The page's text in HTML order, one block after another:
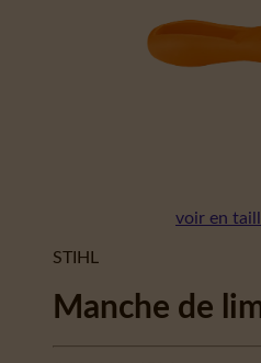
voir en
STIHL
Manche de